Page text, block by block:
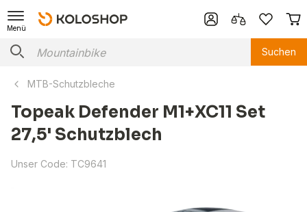
Menü
Suchen
MTB-Schutzbleche
Topeak Defender M1+XC11 Set
27,5' Schutzblech
Unser Code: TC9641